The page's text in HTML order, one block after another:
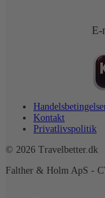
E-
Kontakt
Privatlivspolitik
© 2026 Travelbetter.dk
Falther & Holm ApS -